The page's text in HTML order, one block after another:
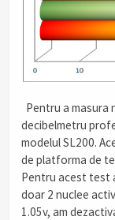
Pentru a masura
decibelmetru
modelul SL200.
de platforma de
Pentru acest test
doar 2 nuclee
1.05v, am